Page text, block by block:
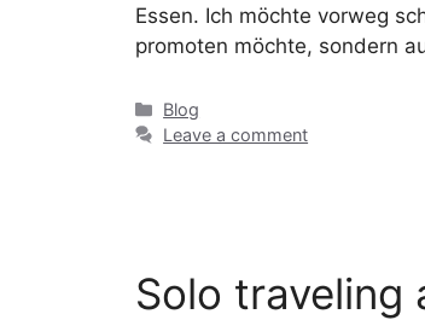
Essen. Ich möchte vorweg
promoten möchte, sondern
Blog
Leave a comment
Solo